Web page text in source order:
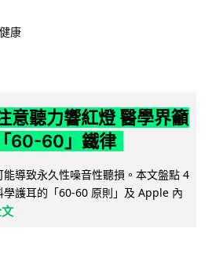
健康
意聽力響紅燈 醫學界籲
60-60」鐵律
導致永久性噪音性聽損。本文盤點 4
護耳的「60-60 原則」及 Apple 內